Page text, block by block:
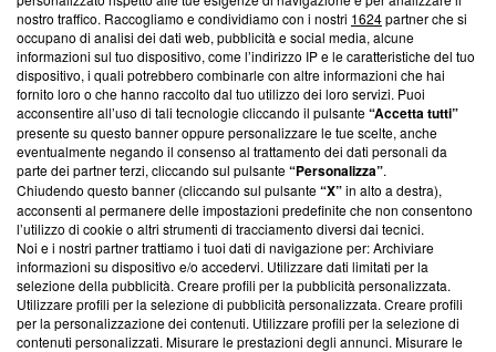
Questa sezione offre informazioni trasparenti su Blasting
News, sui nostri processi editoriali e su come ci impegniamo a
creare news di qualità. Inoltre, afferma la nostra aderenza a
‘Trust Project - News with Integrity’Blasting News non è
ancora membro del programma, ma ha richiesto di farne
parte; Trust Project non ha ancora effettuato una verifica di
conformità agli standard.
Su di noi
Team editoriale
Corporate
Redazione
Informativa Privacy
nostro traffico. Raccogliamo e condividiamo con i nostri 1624partner che si
occupano di analisi dei dati web, pubblicità e social media, alcune
informazioni sul tuo dispositivo, come l’indirizzo IP e le caratteristiche del tuo
dispositivo, i quali potrebbero combinarle con altre informazioni che hai
fornito loro o che hanno raccolto dal tuo utilizzo dei loro servizi. Puoi
acconsentire all’uso di tali tecnologie cliccando il pulsante“Accetta tutti”
presente su questo banner oppure personalizzare le tue scelte, anche
eventualmente negando il consenso al trattamento dei dati personali da
parte dei partner terzi, cliccando sul pulsante“Personalizza”.
Chiudendo questo banner (cliccando sul pulsante“X”in alto a destra),
acconsenti al permanere delle impostazioni predefinite che non consentono
l’utilizzo di cookie o altri strumenti di tracciamento diversi dai tecnici.
Noi e i nostri partner trattiamo i tuoi dati di navigazione per: Archiviare
informazioni su dispositivo e/o accedervi. Utilizzare dati limitati per la
selezione della pubblicità. Creare profili per la pubblicità personalizzata.
Utilizzare profili per la selezione di pubblicità personalizzata. Creare profili
per la personalizzazione dei contenuti. Utilizzare profili per la selezione di
contenuti personalizzati. Misurare le prestazioni degli annunci. Misurare le